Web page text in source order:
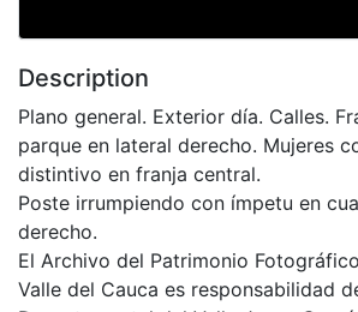
Description
Plano general. Exterior día. Calles.
parque en lateral derecho. Mujeres
distintivo en franja central.
Poste irrumpiendo con ímpetu en
derecho.
El Archivo del Patrimonio
Valle del Cauca es responsabilidad